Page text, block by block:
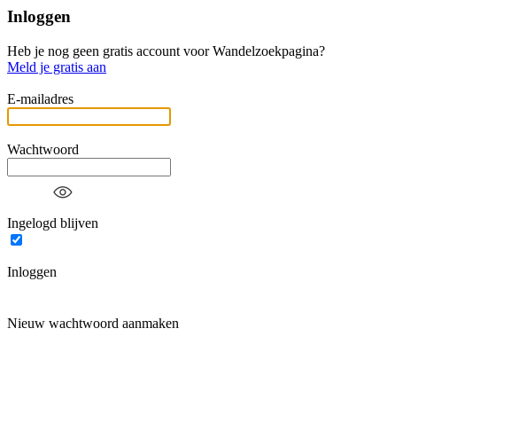
Inloggen
Heb je nog geen gratis account voor Wandelzoekpagina?
Meld je gratis aan
E-mailadres
Wachtwoord
Ingelogd blijven
Inloggen
Nieuw wachtwoord aanmaken